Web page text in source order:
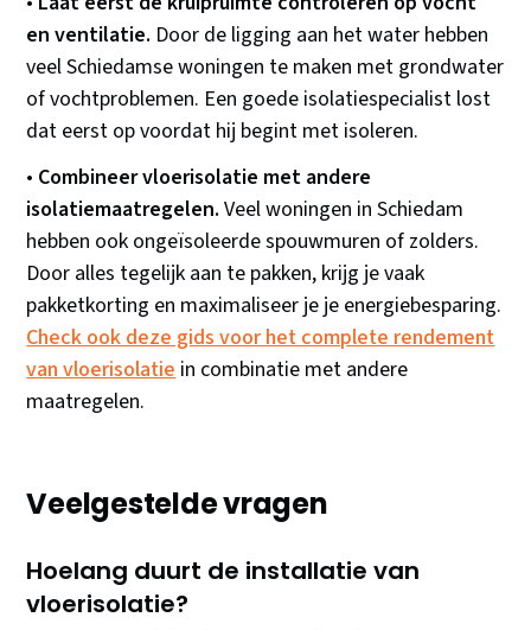
en ventilatie. Door de ligging aan het water hebben
veel Schiedamse woningen te maken met grondwater
of vochtproblemen. Een goede isolatiespecialist lost
dat eerst op voordat hij begint met isoleren.
• Combineer vloerisolatie met andere
isolatiemaatregelen. Veel woningen in Schiedam
hebben ook ongeïsoleerde spouwmuren of zolders.
Door alles tegelijk aan te pakken, krijg je vaak
pakketkorting en maximaliseer je je energiebesparing.
Check ook deze gids voor het complete rendement
van vloerisolatiein combinatie met andere
maatregelen.
Veelgestelde vragen
Hoelang duurt de installatie van
vloerisolatie?